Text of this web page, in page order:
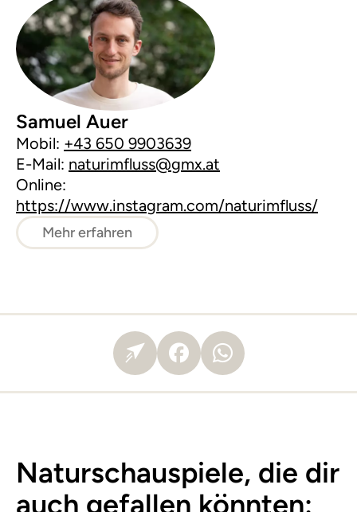
Samuel Auer
Mobil: +43 650 9903639
E-Mail: naturimfluss@gmx.at
Online:
https://www.instagram.com/naturimfluss/
Mehr erfahren
Naturschauspiele, die dir
auch gefallen könnten: